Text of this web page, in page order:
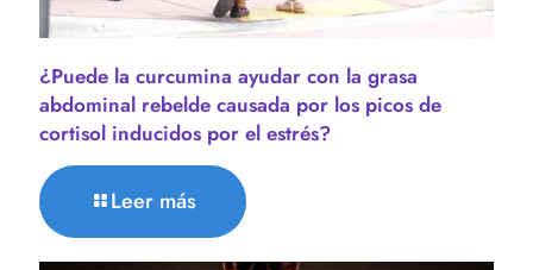
¿Puede la curcumina ayudar con la grasa
abdominal rebelde causada por los picos de
cortisol inducidos por el estrés?
Leer más